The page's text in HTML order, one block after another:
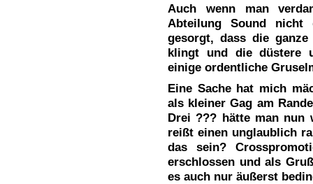
Auch wenn man
Abteilung Sound
gesorgt, dass die ganze
klingt und die düstere
einige ordentliche
Eine Sache hat mich
als kleiner Gag am
Drei ??? hätte man nun
reißt einen unglaublich
das sein?
erschlossen und als
es auch nur äußerst